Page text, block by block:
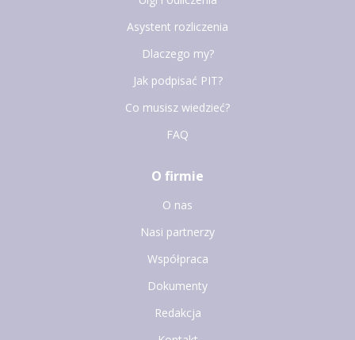
Asystent rozliczenia
Dlaczego my?
Jak podpisać PIT?
Co musisz wiedzieć?
FAQ
O firmie
O nas
Nasi partnerzy
Współpraca
Dokumenty
Redakcja